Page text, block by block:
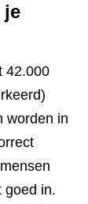
je
42.000
worden in
goed in.